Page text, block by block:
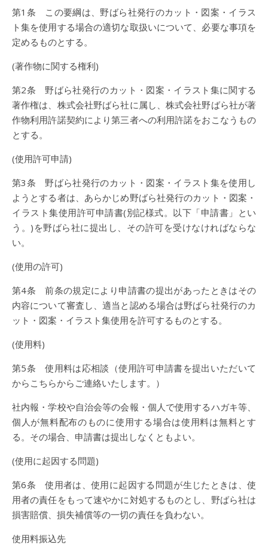
第1条 この要綱は、野ばら社発行のカット・図案・イラス
ト集を使用する場合の適切な取扱いについて、必要な事項を
定めるものとする。
(著作物に関する権利)
第2条 野ばら社発行のカット・図案・イラスト集に関する
著作権は、株式会社野ばら社に属し、株式会社野ばら社が著
作物利用許諾契約により第三者への利用許諾をおこなうもの
とする。
(使用許可申請)
第3条 野ばら社発行のカット・図案・イラスト集を使用し
ようとする者は、あらかじめ野ばら社発行のカット・図案・
イラスト集使用許可申請書(別記様式。以下「申請書」とい
う。)を野ばら社に提出し、その許可を受けなければならな
い。
(使用の許可)
第4条 前条の規定により申請書の提出があったときはその
内容について審査し、適当と認める場合は野ばら社発行のカ
ット・図案・イラスト集使用を許可するものとする。
(使用料)
第5条 使用料は応相談（使用許可申請書を提出いただいて
からこちらからご連絡いたします。）
社内報・学校や自治会等の会報・個人で使用するハガキ等、
個人が無料配布のものに使用する場合は使用料は無料とす
る。その場合、申請書は提出しなくともよい。
(使用に起因する問題)
第6条 使用者は、使用に起因する問題が生じたときは、使
用者の責任をもって速やかに対処するものとし、野ばら社は
損害賠償、損失補償等の一切の責任を負わない。
使用料振込先